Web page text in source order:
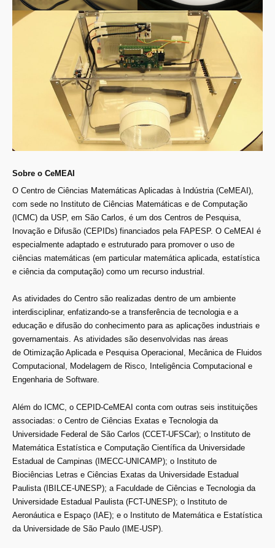
Sobre o CeMEAI
O Centro de Ciências Matemáticas Aplicadas à Indústria (CeMEAI),
com sede no Instituto de Ciências Matemáticas e de Computação
(ICMC) da USP, em São Carlos, é um dos Centros de Pesquisa,
Inovação e Difusão (CEPIDs) financiados pela FAPESP. O CeMEAI é
especialmente adaptado e estruturado para promover o uso de
ciências matemáticas (em particular matemática aplicada, estatística
e ciência da computação) como um recurso industrial.
As atividades do Centro são realizadas dentro de um ambiente
interdisciplinar, enfatizando-se a transferência de tecnologia e a
educação e difusão do conhecimento para as aplicações industriais e
governamentais. As atividades são desenvolvidas nas áreas
de Otimização Aplicada e Pesquisa Operacional, Mecânica de Fluidos
Computacional, Modelagem de Risco, Inteligência Computacional e
Engenharia de Software.
Além do ICMC, o CEPID-CeMEAI conta com outras seis instituições
associadas: o Centro de Ciências Exatas e Tecnologia da
Universidade Federal de São Carlos (CCET-UFSCar); o Instituto de
Matemática Estatística e Computação Científica da Universidade
Estadual de Campinas (IMECC-UNICAMP); o Instituto de
Biociências Letras e Ciências Exatas da Universidade Estadual
Paulista (IBILCE-UNESP); a Faculdade de Ciências e Tecnologia da
Universidade Estadual Paulista (FCT-UNESP); o Instituto de
Aeronáutica e Espaço (IAE); e o Instituto de Matemática e Estatística
da Universidade de São Paulo (IME-USP).